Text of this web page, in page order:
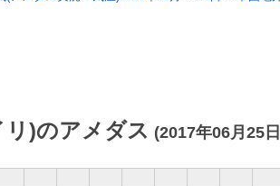
)のアメダス (2017年06月25